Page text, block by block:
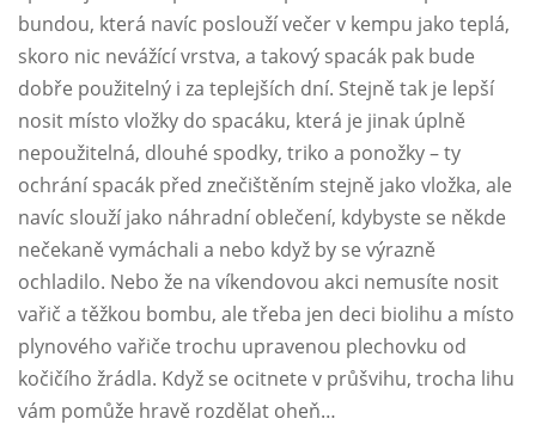
bundou, která navíc poslouží večer v kempu jako teplá,
skoro nic nevážící vrstva, a takový spacák pak bude
dobře použitelný i za teplejších dní. Stejně tak je lepší
nosit místo vložky do spacáku, která je jinak úplně
nepoužitelná, dlouhé spodky, triko a ponožky – ty
ochrání spacák před znečištěním stejně jako vložka, ale
navíc slouží jako náhradní oblečení, kdybyste se někde
nečekaně vymáchali a nebo když by se výrazně
ochladilo. Nebo že na víkendovou akci nemusíte nosit
vařič a těžkou bombu, ale třeba jen deci biolihu a místo
plynového vařiče trochu upravenou plechovku od
kočičího žrádla. Když se ocitnete v průšvihu, trocha lihu
vám pomůže hravě rozdělat oheň…